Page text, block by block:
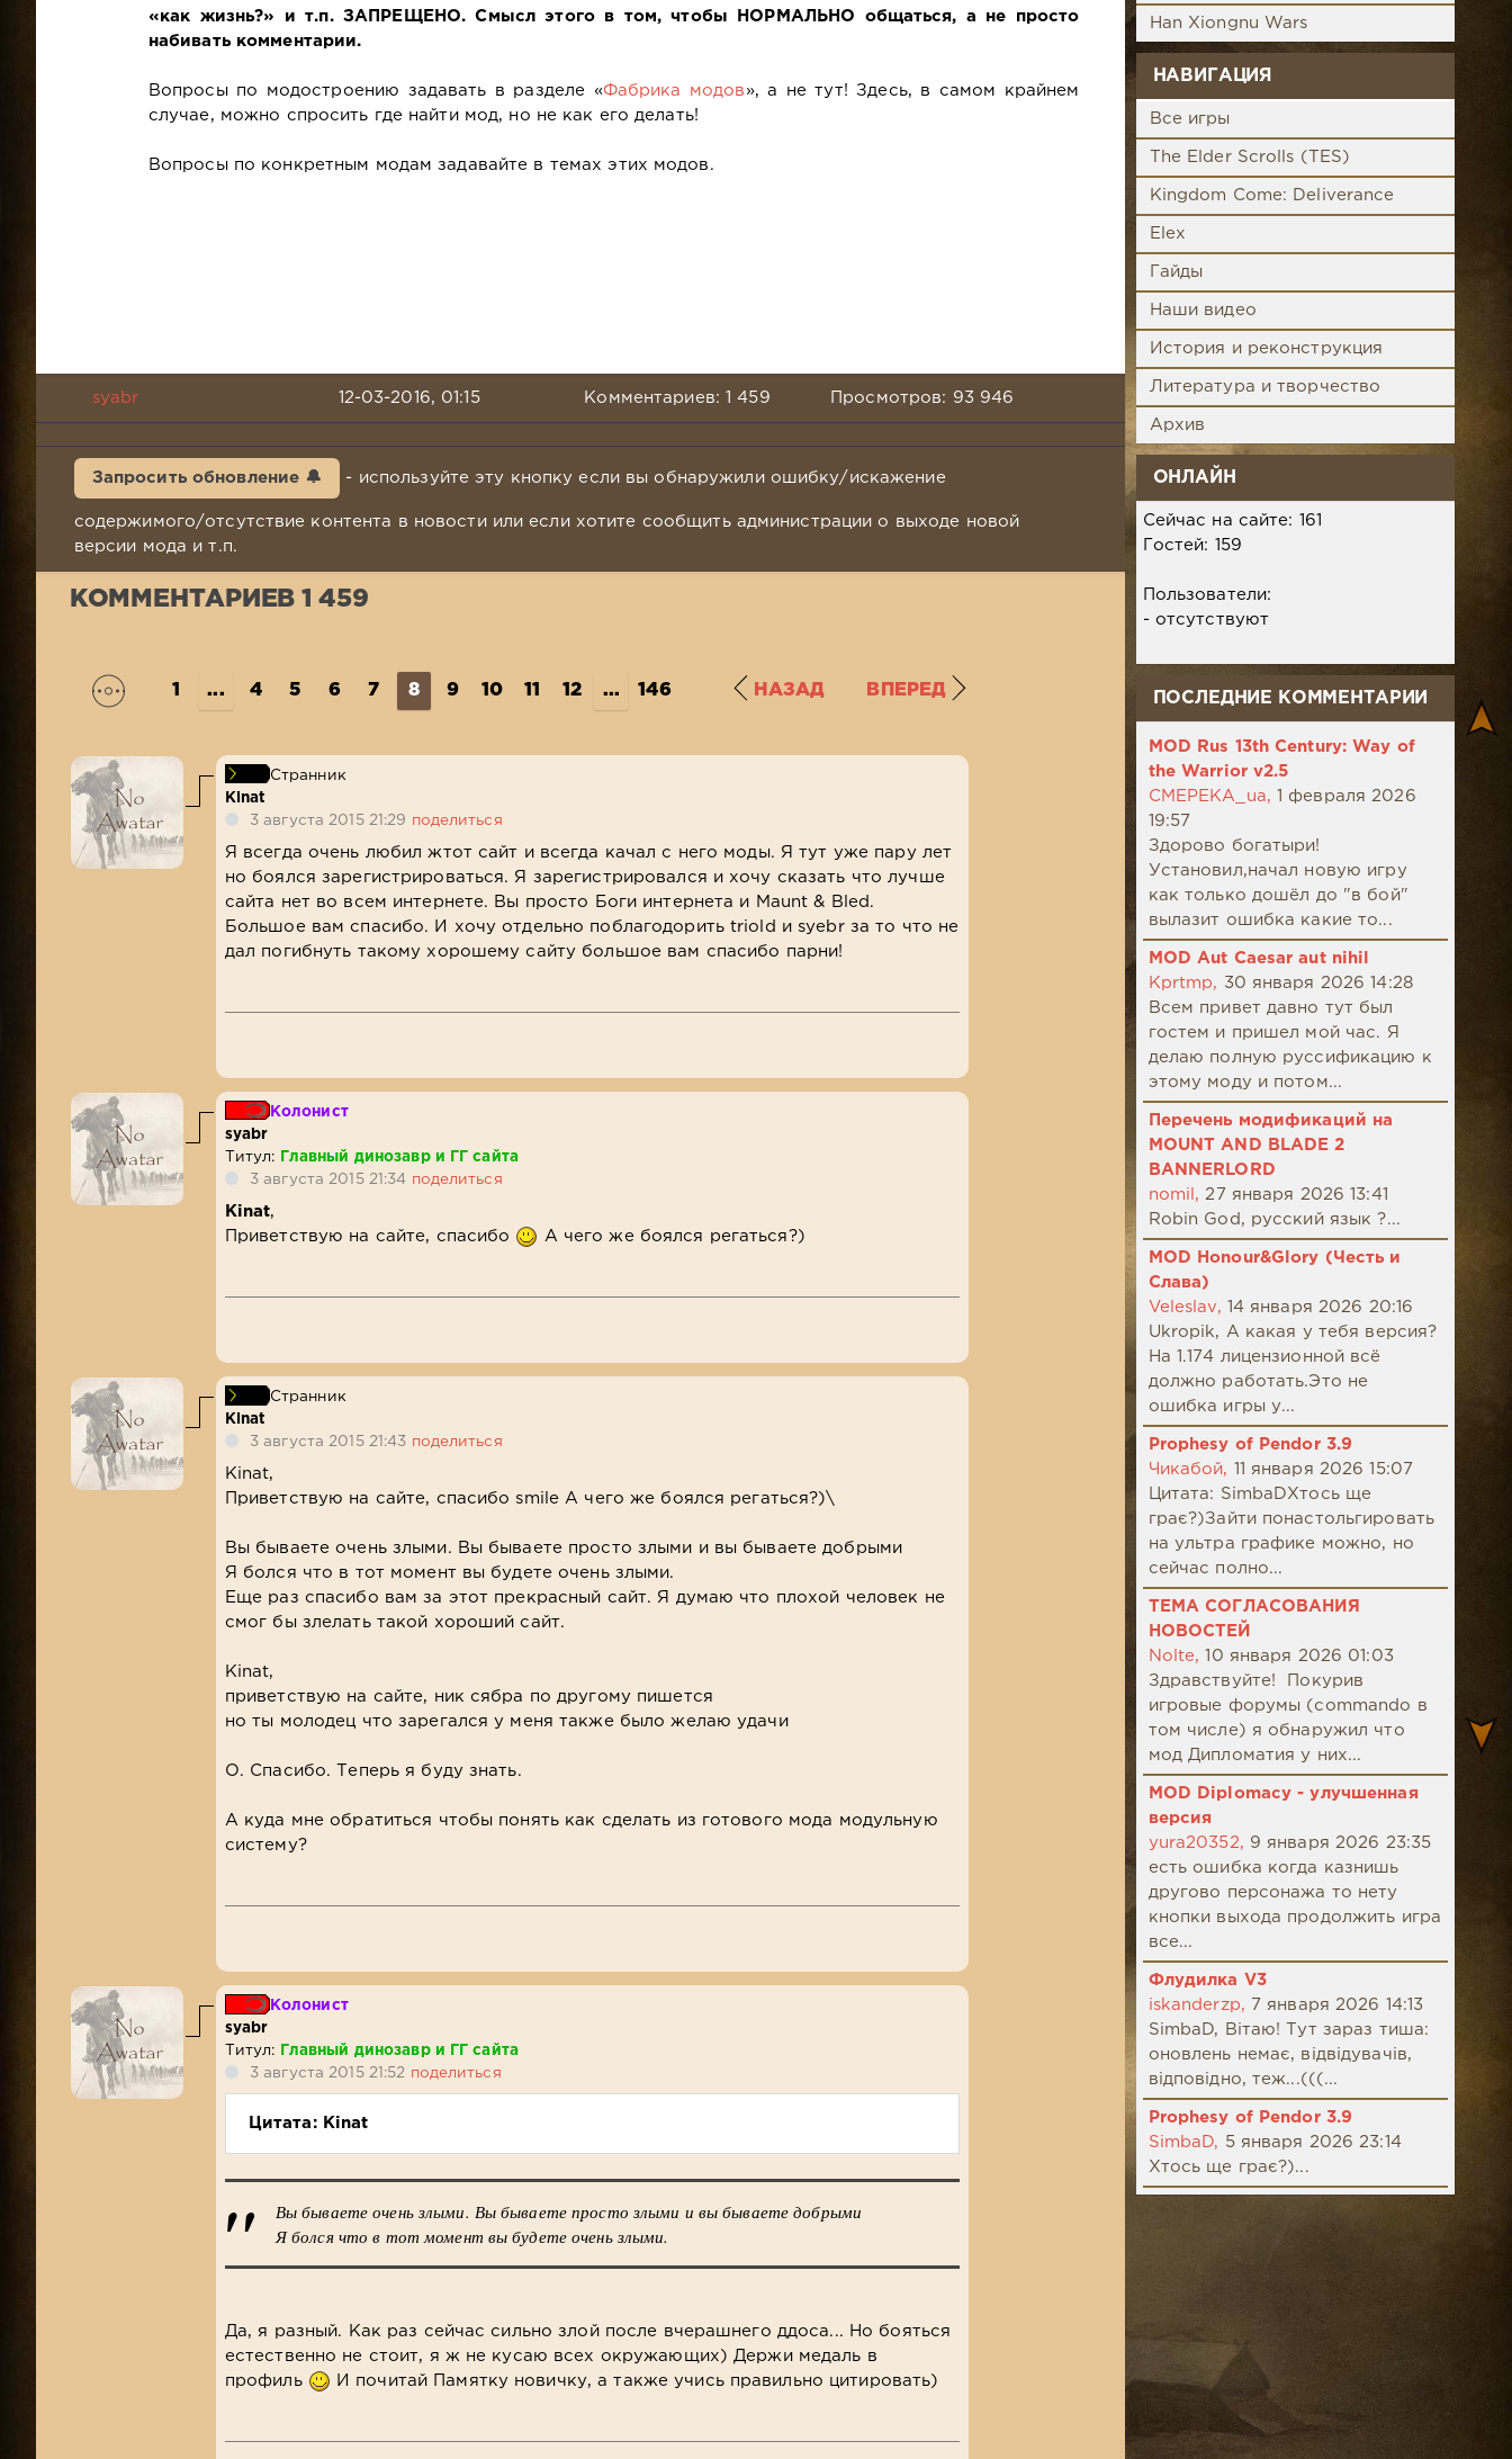
«как жизнь?» и т.п. ЗАПРЕЩЕНО. Смысл этого в том, чтобы НОРМАЛЬНО общаться, а не просто
набивать комментарии.
Вопросы по модостроению задавать в разделе «Фабрика модов », а не тут! Здесь, в самом крайнем
случае, можно спросить где найти мод, но не как его делать!
Вопросы по конкретным модам задавайте в темах этих модов.
syabr 12-03-2016, 01:15 Комментариев: 1 459 Просмотров: 93 946
Запросить обновление 🔔 - используйте эту кнопку если вы обнаружили ошибку/искажение
содержимого/отсутствие контента в новости или если хотите сообщить администрации о выходе новой
версии мода и т.п.
КОММЕНТАРИЕВ 1 459
1 ... 4 5 6 7 8 9 10 11 12 ... 146 НАЗАД ВПЕРЕД
Странник
Kinat
3 августа 2015 21:29 поделиться
Я всегда очень любил жтот сайт и всегда качал с него моды. Я тут уже пару лет
но боялся зарегистрироваться. Я зарегистрировался и хочу сказать что лучше
сайта нет во всем интернете. Вы просто Боги интернета и Maunt & Bled.
Большое вам спасибо. И хочу отдельно поблагодорить triold и syebr за то что не
дал погибнуть такому хорошему сайту большое вам спасибо парни!
Колонист
syabr
Титул:
Главный динозавр и ГГ сайта
3 августа 2015 21:34 поделиться
Kinat,
Приветствую на сайте, спасибо
А чего же боялся регаться?)
Странник
Kinat
3 августа 2015 21:43 поделиться
Kinat,
Приветствую на сайте, спасибо smile А чего же боялся регаться?)\
Вы бываете очень злыми. Вы бываете просто злыми и вы бываете добрыми
Я болся что в тот момент вы будете очень злыми.
Еще раз спасибо вам за этот прекрасный сайт. Я думаю что плохой человек не
смог бы злелать такой хороший сайт.
Kinat,
приветствую на сайте, ник сябра по другому пишется
но ты молодец что зарегался у меня также было желаю удачи
О. Спасибо. Теперь я буду знать.
А куда мне обратиться чтобы понять как сделать из готового мода модульную
систему?
Колонист
syabr
Титул:
Главный динозавр и ГГ сайта
3 августа 2015 21:52 поделиться
Цитата: Kinat
Вы бываете очень злыми. Вы бываете просто злыми и вы бываете добрыми
Я болся что в тот момент вы будете очень злыми.
Да, я разный. Как раз сейчас сильно злой после вчерашнего ддоса... Но бояться
естественно не стоит, я ж не кусаю всех окружающих) Держи медаль в
профиль
И почитай Памятку новичку, а также учись правильно цитировать)
Han Xiongnu Wars
НАВИГАЦИЯ
Все игры
The Elder Scrolls (TES)
Kingdom Come: Deliverance
Elex
Гайды
Наши видео
История и реконструкция
Литература и творчество
Архив
ОНЛАЙН
Сейчас на сайте: 161
Гостей: 159
Пользователи:
- отсутствуют
ПОСЛЕДНИЕ КОММЕНТАРИИ
MOD Rus 13th Century: Way of
the Warrior v2.5
CMEPEKA_ua,
1 февраля 2026
19:57
Здорово богатыри!
Установил,начал новую игру
как только дошёл до "в бой"
вылазит ошибка какие то...
MOD Aut Caesar aut nihil
Kprtmp,
30 января 2026 14:28
Всем привет давно тут был
гостем и пришел мой час. Я
делаю полную руссификацию к
этому моду и потом...
Перечень модификаций на
MOUNT AND BLADE 2
BANNERLORD
nomil, 27 января 2026 13:41
Robin God, русский язык ?...
MOD Honour&Glory (Честь и
Слава)
Veleslav,
14 января 2026 20:16
Ukropik, А какая у тебя версия?
На 1.174 лицензионной всё
должно работать.Это не
ошибка игры у...
Prophesy of Pendor 3.9
Чикабой,
11 января 2026 15:07
Цитата: SimbaDХтось ще
грає?)Зайти понастольгировать
на ультра графике можно, но
сейчас полно...
ТЕМА СОГЛАСОВАНИЯ
НОВОСТЕЙ
Nolte,
10 января 2026 01:03
Здравствуйте! Покурив
игровые форумы (commando в
том числе) я обнаружил что
мод Дипломатия у них...
MOD Diplomacy - улучшенная
версия
yura20352, 9 января 2026 23:35
есть ошибка когда казнишь
другово персонажа то нету
кнопки выхода продолжить игра
все...
Флудилка V3
iskanderzp,
7 января 2026 14:13
SimbaD, Вітаю! Тут зараз тиша:
оновлень немає, відвідувачів,
відповідно, теж...(((...
Prophesy of Pendor 3.9
SimbaD,
5 января 2026 23:14
Хтось ще грає?)...